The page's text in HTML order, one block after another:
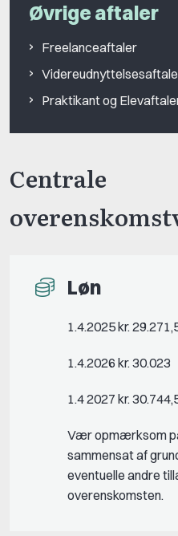
Øvrige aftaler
Freelanceaftaler
Praktikant og
Centrale
Løn
1.4.2025 kr.
1.4.2026 kr. 30.023
1.4 2027 kr.
Vær opmærksom
sammensat af
eventuelle andre
overenskomsten.